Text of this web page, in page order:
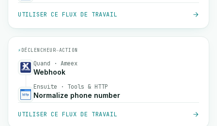
UTILISER CE FLUX DE TRAVAIL
⚡ DÉCLENCHEUR→ACTION
Quand · Ameex
Webhook
Ensuite · Tools & HTTP
Normalize phone number
UTILISER CE FLUX DE TRAVAIL